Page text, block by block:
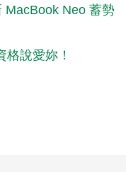
MacBook Neo 蓄勢
說愛妳！